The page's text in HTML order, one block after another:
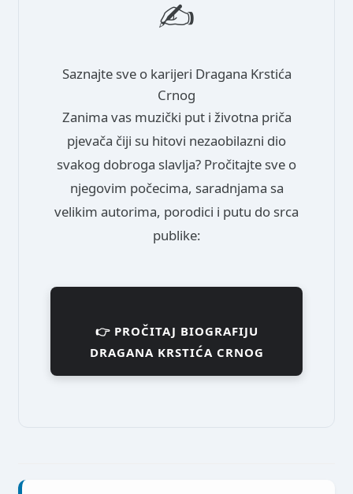
✍️
Saznajte sve o karijeri Dragana Krstića
Crnog
Zanima vas muzički put i životna priča
pjevača čiji su hitovi nezaobilazni dio
svakog dobroga slavlja? Pročitajte sve o
njegovim počecima, saradnjama sa
velikim autorima, porodici i putu do srca
publike:
👉 PROČITAJ BIOGRAFIJU
DRAGANA KRSTIĆA CRNOG